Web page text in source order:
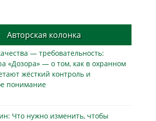
Авторская колонка
— требовательность:
«Дозора» — о том, как в охранном
жёсткий контроль и
понимание
Что нужно изменить, чтобы